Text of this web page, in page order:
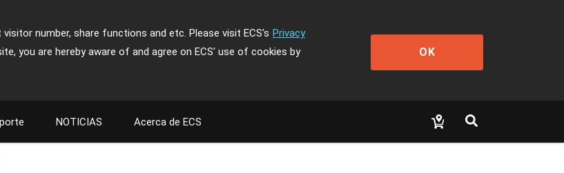
number, share functions and etc. Please visit ECS's Privacy
you are hereby aware of and agree on ECS' use of cookies by
OK
NOTICIAS Acerca de ECS